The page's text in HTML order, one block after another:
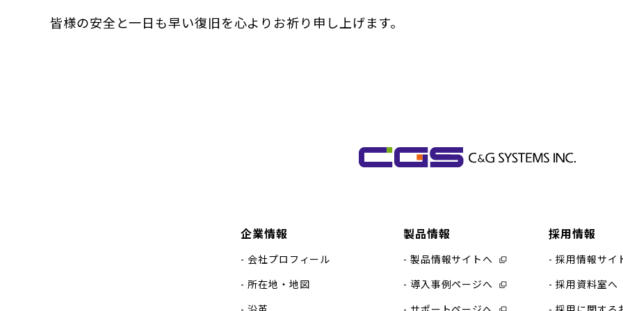
皆様の安全と一日も早い復旧を心よりお祈り申し上げます。
企業情報
会社プロフィール
所在地・地図
製品情報
製品情報サイトへ
導入事例ページへ
採用情報
採用情報サイ
採用資料室へ